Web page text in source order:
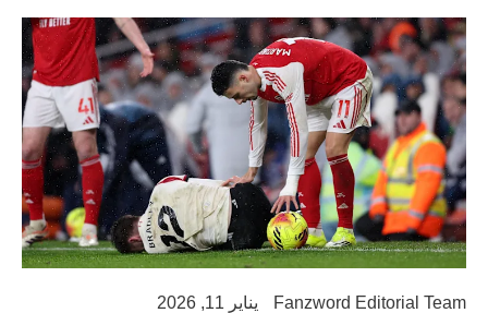
Fanzword Editorial Team
يناير 11, 2026